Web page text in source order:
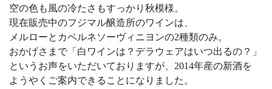
空の色も風の冷たさもすっかり秋模様。
現在販売中のフジマル醸造所のワインは、
メルローとカベルネソーヴィニヨンの2種類のみ。
おかげさまで「白ワインは？デラウェアはいつ出るの？」
というお声をいただいておりますが、2014年産の新酒を
ようやくご案内できることになりました。